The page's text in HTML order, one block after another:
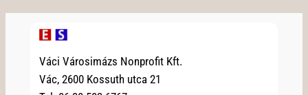
Váci Városimázs Nonprofit Kft.
Vác, 2600 Kossuth utca 21